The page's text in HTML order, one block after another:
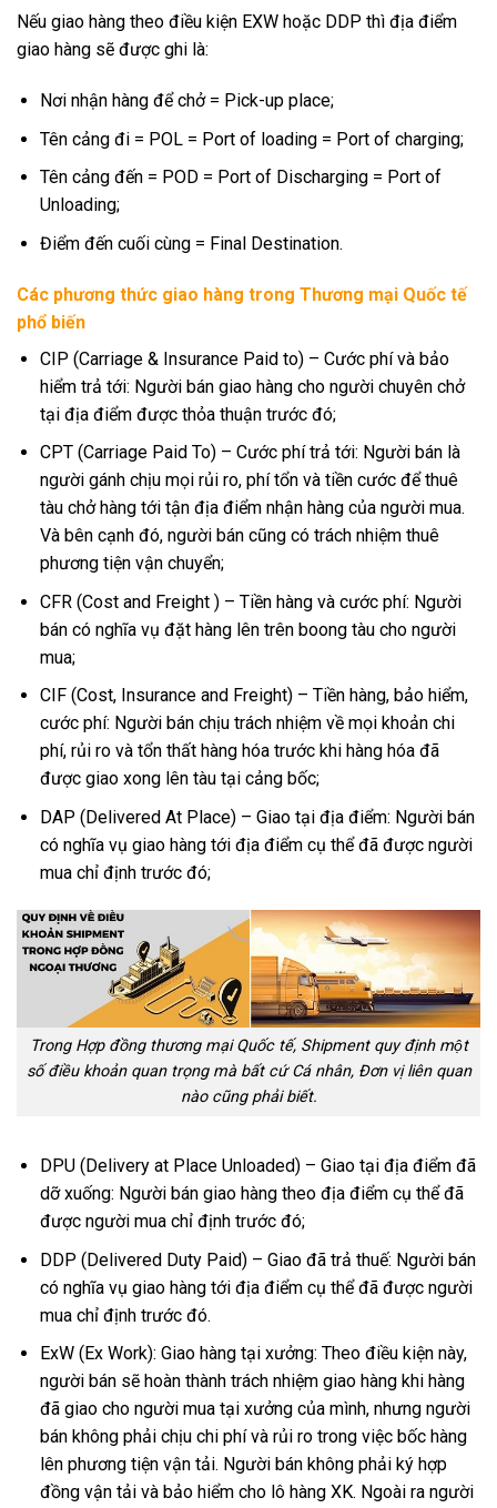
Nếu giao hàng theo điều kiện EXW hoặc DDP thì địa điểm
giao hàng sẽ được ghi là:
Nơi nhận hàng để chở = Pick-up place;
Tên cảng đi = POL = Port of loading = Port of charging;
Tên cảng đến = POD = Port of Discharging = Port of
Unloading;
Điểm đến cuối cùng = Final Destination.
Các phương thức giao hàng trong Thương mại Quốc tế
phổ biến
CIP (Carriage & Insurance Paid to) – Cước phí và bảo
hiểm trả tới: Người bán giao hàng cho người chuyên chở
tại địa điểm được thỏa thuận trước đó;
CPT (Carriage Paid To) – Cước phí trả tới: Người bán là
người gánh chịu mọi rủi ro, phí tổn và tiền cước để thuê
tàu chở hàng tới tận địa điểm nhận hàng của người mua.
Và bên cạnh đó, người bán cũng có trách nhiệm thuê
phương tiện vận chuyển;
CFR (Cost and Freight ) – Tiền hàng và cước phí: Người
bán có nghĩa vụ đặt hàng lên trên boong tàu cho người
mua;
CIF (Cost, Insurance and Freight) – Tiền hàng, bảo hiểm,
cước phí: Người bán chịu trách nhiệm về mọi khoản chi
phí, rủi ro và tổn thất hàng hóa trước khi hàng hóa đã
được giao xong lên tàu tại cảng bốc;
DAP (Delivered At Place) – Giao tại địa điểm: Người bán
có nghĩa vụ giao hàng tới địa điểm cụ thể đã được người
mua chỉ định trước đó;
Trong Hợp đồng thương mại Quốc tế, Shipment quy định một
số điều khoản quan trọng mà bất cứ Cá nhân, Đơn vị liên quan
nào cũng phải biết.
DPU (Delivery at Place Unloaded) – Giao tại địa điểm đã
dỡ xuống: Người bán giao hàng theo địa điểm cụ thể đã
được người mua chỉ định trước đó;
DDP (Delivered Duty Paid) – Giao đã trả thuế: Người bán
có nghĩa vụ giao hàng tới địa điểm cụ thể đã được người
mua chỉ định trước đó.
ExW (Ex Work): Giao hàng tại xưởng: Theo điều kiện này,
người bán sẽ hoàn thành trách nhiệm giao hàng khi hàng
đã giao cho người mua tại xưởng của mình, nhưng người
bán không phải chịu chi phí và rủi ro trong việc bốc hàng
lên phương tiện vận tải. Người bán không phải ký hợp
đồng vận tải và bảo hiểm cho lô hàng XK. Ngoài ra người